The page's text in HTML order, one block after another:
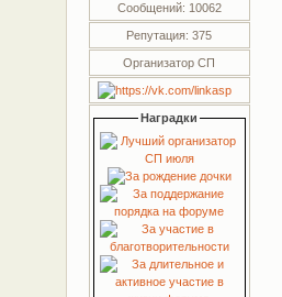
Сообщений: 10062
Репутация: 375
Организатор СП
Наградки